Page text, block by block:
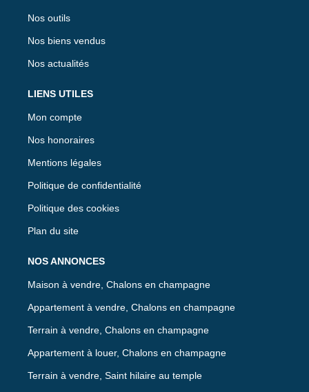
Nos outils
Nos biens vendus
Nos actualités
LIENS UTILES
Mon compte
Nos honoraires
Mentions légales
Politique de confidentialité
Politique des cookies
Plan du site
NOS ANNONCES
Maison à vendre, Chalons en champagne
Appartement à vendre, Chalons en champagne
Terrain à vendre, Chalons en champagne
Appartement à louer, Chalons en champagne
Terrain à vendre, Saint hilaire au temple